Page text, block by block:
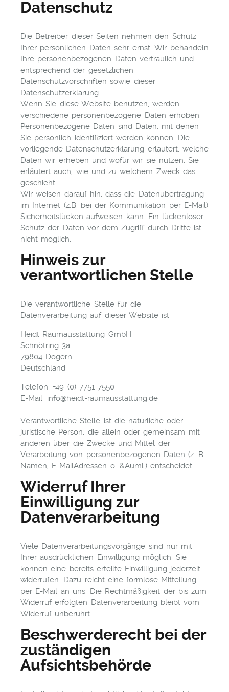
Datenschutz
Die Betreiber dieser Seiten nehmen den Schutz
Ihrer persönlichen Daten sehr ernst. Wir behandeln
Ihre personenbezogenen Daten vertraulich und
entsprechend der gesetzlichen
Datenschutzvorschriften sowie dieser
Datenschutzerklärung.
Wenn Sie diese Website benutzen, werden
verschiedene personenbezogene Daten erhoben.
Personenbezogene Daten sind Daten, mit denen
Sie persönlich identifiziert werden können. Die
vorliegende Datenschutzerklärung erläutert, welche
Daten wir erheben und wofür wir sie nutzen. Sie
erläutert auch, wie und zu welchem Zweck das
geschieht.
Wir weisen darauf hin, dass die Datenübertragung
im Internet (z.B. bei der Kommunikation per E-Mail)
Sicherheitslücken aufweisen kann. Ein lückenloser
Schutz der Daten vor dem Zugriff durch Dritte ist
nicht möglich.
Hinweis zur
verantwortlichen Stelle
Die verantwortliche Stelle für die
Datenverarbeitung auf dieser Website ist:
Heidt Raumausstattung GmbH
Schnötring 3a
79804 Dogern
Deutschland
Telefon: +49 (0) 7751 7550
E-Mail: info@heidt-raumausstattung.de
Verantwortliche Stelle ist die natürliche oder
juristische Person, die allein oder gemeinsam mit
anderen über die Zwecke und Mittel der
Verarbeitung von personenbezogenen Daten (z. B.
Namen, E-MailAdressen o. &Auml.) entscheidet.
Widerruf Ihrer
Einwilligung zur
Datenverarbeitung
Viele Datenverarbeitungsvorgänge sind nur mit
Ihrer ausdrücklichen Einwilligung möglich. Sie
können eine bereits erteilte Einwilligung jederzeit
widerrufen. Dazu reicht eine formlose Mitteilung
per E-Mail an uns. Die Rechtmäßigkeit der bis zum
Widerruf erfolgten Datenverarbeitung bleibt vom
Widerruf unberührt.
Beschwerderecht bei der
zuständigen
Aufsichtsbehörde